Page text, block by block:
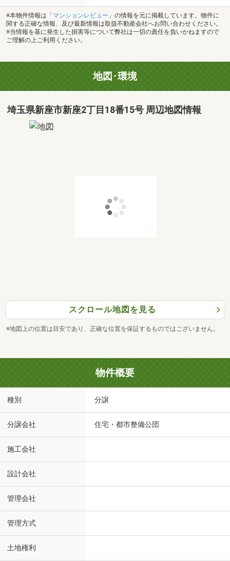
※本物件情報は「 マンションレビュー 」の情報を元に掲載しています。物件に
関する正確な情報、及び最新情報は取扱不動産会社へお問い合わせください。
※当情報を基に発生した損害等について弊社は一切の責任を負いかねますので
ご理解の上ご利用ください。
地図･環境
埼玉県新座市新座2丁目18番15号 周辺地図情報
スクロール地図を見る
※地図上の位置は目安であり、正確な位置を保証するものではございません。
物件概要
種別 分譲
分譲会社 住宅・都市整備公団
施工会社
設計会社
管理会社
管理方式
土地権利